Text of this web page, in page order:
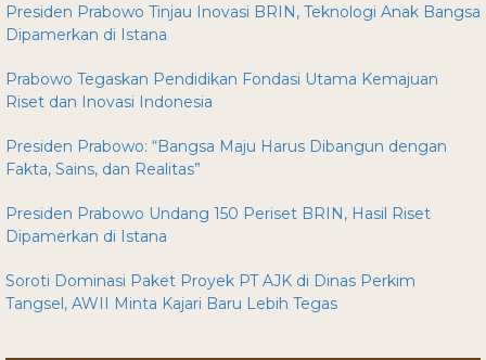
Presiden Prabowo Tinjau Inovasi BRIN, Teknologi Anak Bangsa
Dipamerkan di Istana
Prabowo Tegaskan Pendidikan Fondasi Utama Kemajuan
Riset dan Inovasi Indonesia
Presiden Prabowo: “Bangsa Maju Harus Dibangun dengan
Fakta, Sains, dan Realitas”
Presiden Prabowo Undang 150 Periset BRIN, Hasil Riset
Dipamerkan di Istana
Soroti Dominasi Paket Proyek PT AJK di Dinas Perkim
Tangsel, AWII Minta Kajari Baru Lebih Tegas